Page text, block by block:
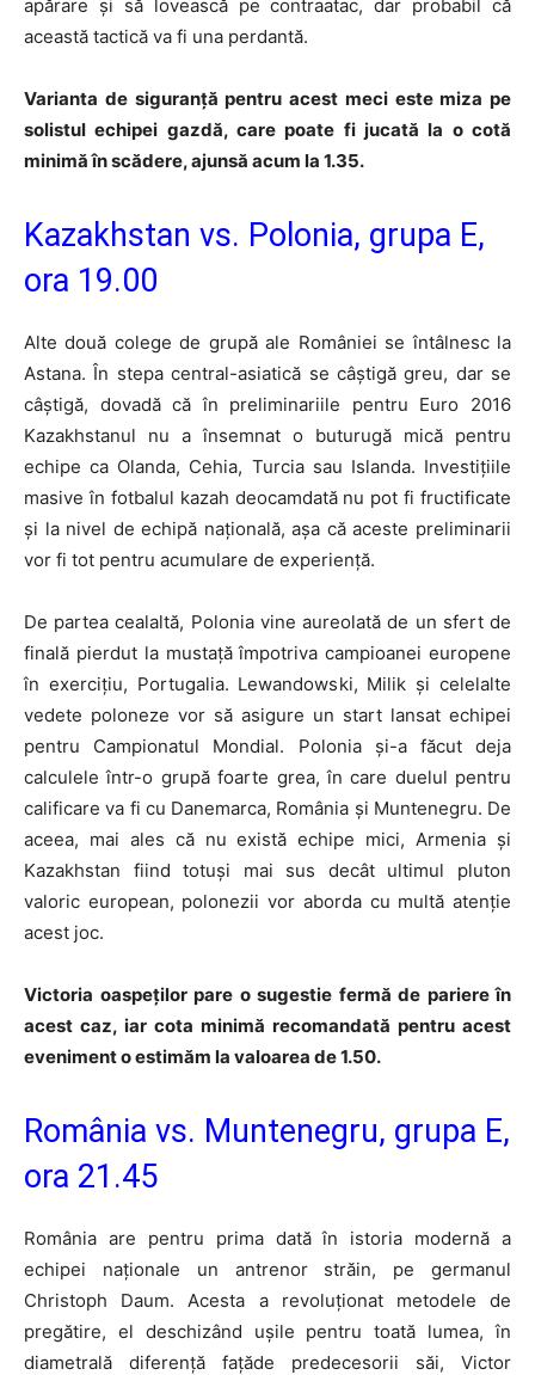
apărare și să lovească pe contraatac, dar probabil că
această tactică va fi una perdantă.
Varianta de siguranță pentru acest meci este miza pe
solistul echipei gazdă, care poate fi jucată la o cotă
minimă în scădere, ajunsă acum la 1.35.
Kazakhstan vs. Polonia, grupa E,
ora 19.00
Alte două colege de grupă ale României se întâlnesc la
Astana. În stepa central-asiatică se câștigă greu, dar se
câștigă, dovadă că în preliminariile pentru Euro 2016
Kazakhstanul nu a însemnat o buturugă mică pentru
echipe ca Olanda, Cehia, Turcia sau Islanda. Investițiile
masive în fotbalul kazah deocamdată nu pot fi fructificate
și la nivel de echipă națională, așa că aceste preliminarii
vor fi tot pentru acumulare de experiență.
De partea cealaltă, Polonia vine aureolată de un sfert de
finală pierdut la mustață împotriva campioanei europene
în exercițiu, Portugalia. Lewandowski, Milik și celelalte
vedete poloneze vor să asigure un start lansat echipei
pentru Campionatul Mondial. Polonia și-a făcut deja
calculele într-o grupă foarte grea, în care duelul pentru
calificare va fi cu Danemarca, România și Muntenegru. De
aceea, mai ales că nu există echipe mici, Armenia și
Kazakhstan fiind totuși mai sus decât ultimul pluton
valoric european, polonezii vor aborda cu multă atenție
acest joc.
Victoria oaspeților pare o sugestie fermă de pariere în
acest caz, iar cota minimă recomandată pentru acest
eveniment o estimăm la valoarea de 1.50.
România vs. Muntenegru, grupa E,
ora 21.45
România are pentru prima dată în istoria modernă a
echipei naționale un antrenor străin, pe germanul
Christoph Daum. Acesta a revoluționat metodele de
pregătire, el deschizând ușile pentru toată lumea, în
diametrală diferență fațăde predecesorii săi, Victor